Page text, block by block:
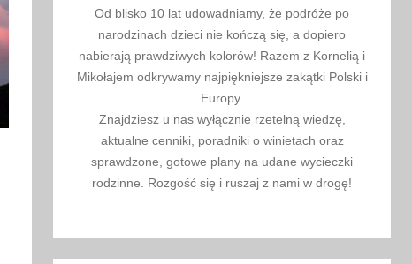
Od blisko 10 lat udowadniamy, że podróże po
narodzinach dzieci nie kończą się, a dopiero
nabierają prawdziwych kolorów! Razem z Kornelią i
Mikołajem odkrywamy najpiękniejsze zakątki Polski i
Europy.
Znajdziesz u nas wyłącznie rzetelną wiedzę,
aktualne cenniki, poradniki o winietach oraz
sprawdzone, gotowe plany na udane wycieczki
rodzinne. Rozgość się i ruszaj z nami w drogę!